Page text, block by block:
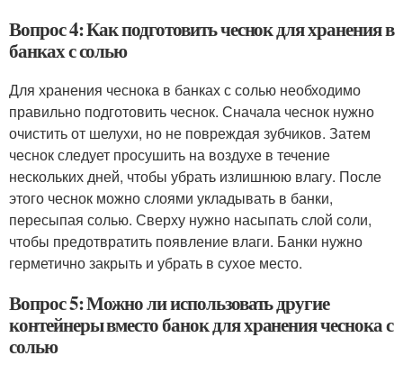
Вопрос 4: Как подготовить чеснок для хранения в
банках с солью
Для хранения чеснока в банках с солью необходимо
правильно подготовить чеснок. Сначала чеснок нужно
очистить от шелухи, но не повреждая зубчиков. Затем
чеснок следует просушить на воздухе в течение
нескольких дней, чтобы убрать излишнюю влагу. После
этого чеснок можно слоями укладывать в банки,
пересыпая солью. Сверху нужно насыпать слой соли,
чтобы предотвратить появление влаги. Банки нужно
герметично закрыть и убрать в сухое место.
Вопрос 5: Можно ли использовать другие
контейнеры вместо банок для хранения чеснока с
солью